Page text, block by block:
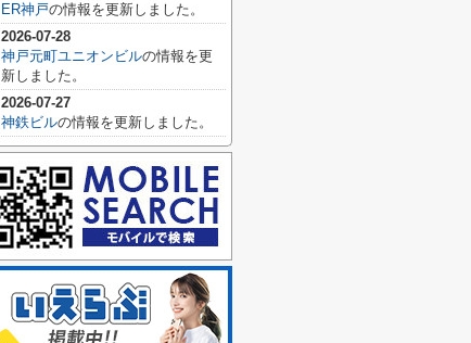
ER神戸の情報を更新しました。
2026-07-28
神戸元町ユニオンビルの情報を更
新しました。
2026-07-27
神鉄ビルの情報を更新しました。